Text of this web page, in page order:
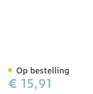
€ 15,91
Op bestelling